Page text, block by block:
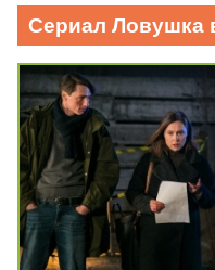
Сериал Ловушка